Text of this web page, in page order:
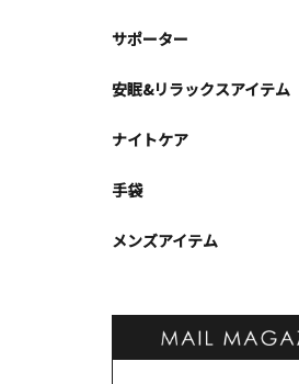
サポーター
安眠&リラックスアイテム
ナイトケア
手袋
メンズアイテム